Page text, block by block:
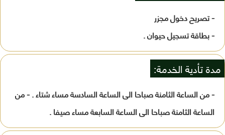
- تصريح دخول مجزر
- بطاقة تسجيل حيوان .
مدة تأدية الخدمة:
- من الساعة الثامنة صباحا الى الساعة السادسة مساء شتاء . - من
الساعة الثامنة صباحا الى الساعة السابعة مساء صيفا .